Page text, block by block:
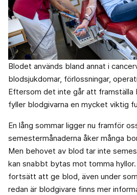
Blodet används bland annat i
blodsjukdomar, förlossningar,
Eftersom det inte går att framställa
fyller blodgivarna en mycket viktig
En lång sommar ligger nu framför
semestermånaderna åker många
Men behovet av blod tar inte
kan snabbt bytas mot tomma
fortsätt att ge blod, även under
redan är blodgivare finns mer